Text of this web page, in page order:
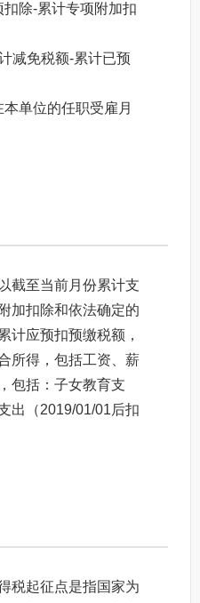
除-累计专项附加扣
减免税额-累计已预
单位的任职受雇月
截至当前月份累计支
加扣除和依法确定的
计应预扣预缴税额，
所得，包括工资、薪
包括：子女教育支
出（2019/01/01后扣
税起征点是指国家为